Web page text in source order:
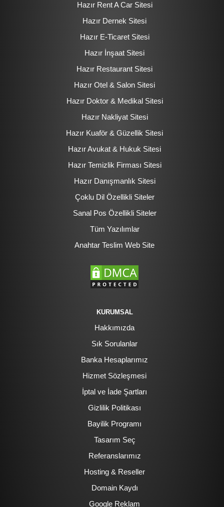
Hazır Rent A Car Sitesi
Hazır Dernek Sitesi
Hazır E-Ticaret Sitesi
Hazır İnşaat Sitesi
Hazır Restaurant Sitesi
Hazır Otel & Salon Sitesi
Hazır Doktor & Medikal Sitesi
Hazır Nakliyat Sitesi
Hazır Kuaför & Güzellik Sitesi
Hazır Avukat & Hukuk Sitesi
Hazır Temizlik Firması Sitesi
Hazır Danışmanlık Sitesi
Çoklu Dil Özellikli Siteler
Sanal Pos Özellikli Siteler
Tüm Yazılımlar
Anahtar Teslim Web Site
KURUMSAL
Hakkımızda
Sık Sorulanlar
Banka Hesaplarımız
Hizmet Sözleşmesi
İptal ve İade Şartları
Gizlilik Politikası
Bayilik Programı
Tasarım Seç
Referanslarımız
Hosting & Reseller
Domain Kaydı
Google Reklam